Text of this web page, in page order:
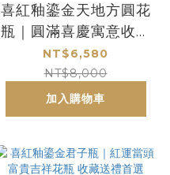
喜紅釉鎏金天地方圓花
瓶｜圓滿喜慶寓意收藏
新婚喬遷送禮首選
NT$6,580
NT$8,000
加入購物車